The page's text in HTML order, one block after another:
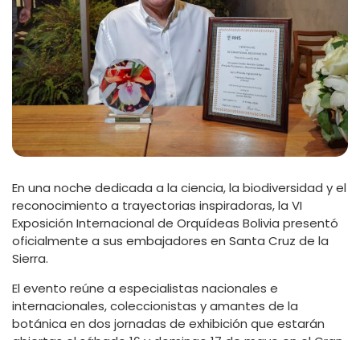
En una noche dedicada a la ciencia, la biodiversidad y el
reconocimiento a trayectorias inspiradoras, la VI
Exposición Internacional de Orquídeas Bolivia presentó
oficialmente a sus embajadores en Santa Cruz de la
Sierra.
El evento reúne a especialistas nacionales e
internacionales, coleccionistas y amantes de la
botánica en dos jornadas de exhibición que estarán